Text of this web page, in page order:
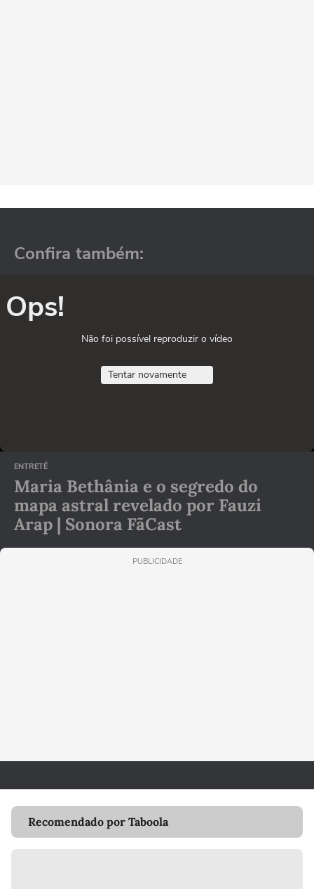
Confira também:
Ops!
Não foi possível reproduzir o vídeo
Tentar novamente
ENTRETÊ
Maria Bethânia e o segredo do
mapa astral revelado por Fauzi
Arap | Sonora FãCast
PUBLICIDADE
Recomendado por Taboola